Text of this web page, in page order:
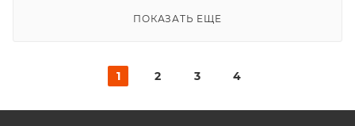
ПОКАЗАТЬ ЕЩЕ
1 2 3 4